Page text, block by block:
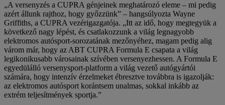
„A versenyzés a CUPRA génjeinek meghatározó eleme – mi pedig
azért állunk rajthoz, hogy győzzünk” – hangsúlyozta Wayne
Griffiths, a CUPRA vezérigazgatója. „Itt az idő, hogy megtegyük a
következő nagy lépést, és csatlakozzunk a világ legnagyobb
elektromos autósport-sorozatának mezőnyéhez, magam pedig alig
várom már, hogy az ABT CUPRA Formula E csapata a világ
legikonikusabb városainak szívében versenyezhessen. A Formula E
egyedülálló versenysport-platform a világ vezető autógyártói
számára, hogy intenzív érzelmeket ébresztve továbbra is igazolják:
az elektromos autósport korántsem unalmas, sokkal inkább az
extrém teljesítmények sportja.”